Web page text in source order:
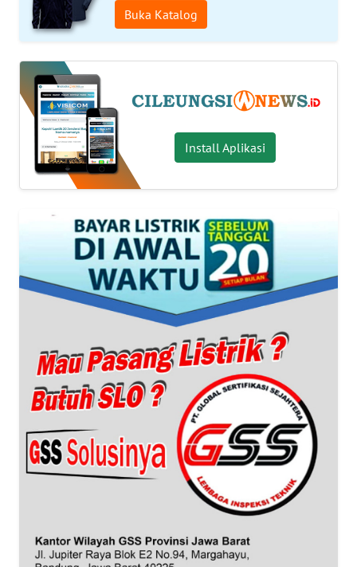
Buka Katalog
Install Aplikasi
KAMI
TENTANG
KAMI
PEDOMAN
MEDIA
KARIR
Wahana
Regional
WN
SUMUT
WN